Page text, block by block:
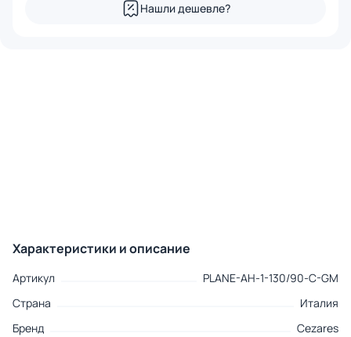
Нашли дешевле?
Характеристики и описание
Артикул
PLANE-AH-1-130/90-C-GM
Страна
Италия
Бренд
Cezares